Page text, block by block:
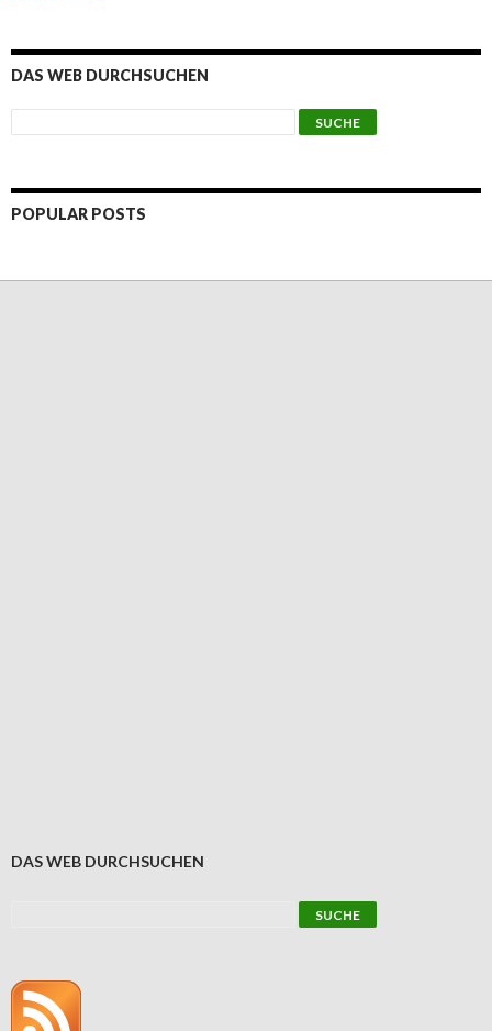
DAS WEB DURCHSUCHEN
POPULAR POSTS
DAS WEB DURCHSUCHEN